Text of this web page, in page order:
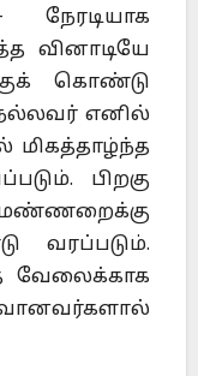
வினாடியே
கொண்டு
எனில்
மிகத்தாழ்ந்த
பிறகு
வரப்படும்.